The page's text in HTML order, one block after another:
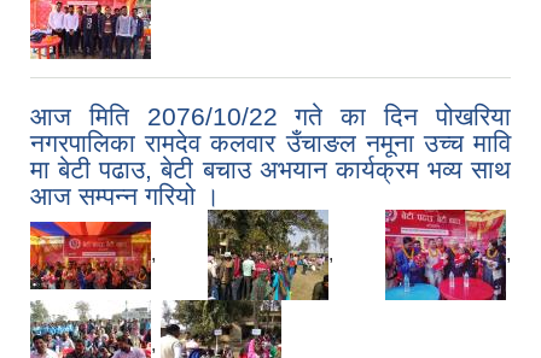
आज मिति 2076/10/22 गते का दिन पोखरिया
नगरपालिका रामदेव कलवार उँचाङल नमूना उच्च मावि
मा बेटी पढाउ, बेटी बचाउ अभयान कार्यक्रम भव्य साथ
आज सम्पन्न गरियो ।
, , ,
,